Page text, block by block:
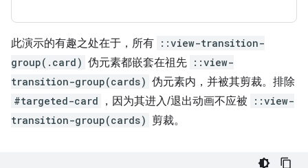
此演示的有趣之处在于，所有 ::view-transition-
group(.card) 伪元素都嵌套在祖先 ::view-
transition-group(cards) 伪元素内，并被其剪裁。排除
#targeted-card ，因为其进入/退出动画不应被
::view-
transition-group(cards) 剪裁。